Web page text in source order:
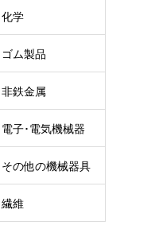
化学
ゴム製品
非鉄金属
電子･電気機械器
具
その他の機械器具
繊維